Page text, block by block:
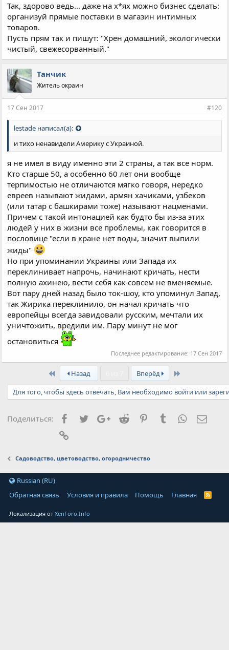
Так, здорово ведь... даже на х*ях можно бизнес сделать:
организуй прямые поставки в магазин интимных
товаров.
Пусть прям так и пишут: "Хрен домашний, экологически
чистый, свежесорванный."
Танчик
Житель окраин
17 Сен 2017 #120
lestade написал(а):
и тихо ненавидели Америку с Украиной.
я не имел в виду именно эти 2 страны, а так все норм.
Кто старше 50, а особенно 60 лет они вообще
терпимостью не отличаются мягко говоря, нередко
евреев называют жидами, армян хачиками, узбеков
(или татар с башкирами тоже) называют нацменами.
Причем с такой интонацией как будто бы из-за этих
людей у них в жизни все проблемы, как говорится в
пословице "если в кране нет воды, значит выпили
жиды"
Но при упоминании Украины или Запада их
переклинивает напрочь, начинают кричать, нести
полную ахинею, вести себя как совсем не вменяемые.
Вот пару дней назад было ток-шоу, кто упоминул Запад,
так Жирика переклинило, он начал кричать что
европейцы всегда завидовали русским, мечтали их
уничтожить, вредили им. Пару минут не мог
остановиться
Последнее редактирование: 17 Сен 2017
First Назад Вперёд
Для того, чтобы здесь отвечать, Вам необходимо войти или
Поделиться: Facebook
TwitterGoogle+
Reddit PinterestTumblrWhatsApp
Садоводство, цветоводство, огородничество
Russian (RU)
Обратная связь
Условия и правила Помощь Главная
Локализация отXenForo.Info